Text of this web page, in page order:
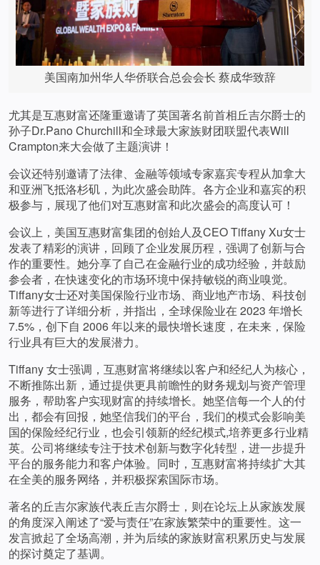
美国南加州华人华侨联合总会会长 蔡成华致辞
尤其是互惠财富还隆重邀请了英国著名前首相丘吉尔爵士的
孙子Dr.Pano Churchill和全球最大家族财团联盟代表Will
Crampton来大会做了主题演讲！
会议还特别邀请了法律、金融等领域专家嘉宾专程从加拿大
和亚洲飞抵洛杉矶，为此次盛会助阵。各方企业和嘉宾的积
极参与，展现了他们对互惠财富和此次盛会的高度认可！
会议上，美国互惠财富集团的创始人及CEO Tiffany Xu女士
发表了精彩的演讲，回顾了企业发展历程，强调了创新与合
作的重要性。她分享了自己在金融行业的成功经验，并鼓励
参会者，在快速变化的市场环境中保持敏锐的商业嗅觉。
Tiffany女士还对美国保险行业市场、商业地产市场、科技创
新等进行了详细分析，并指出，全球保险业在 2023 年增长
7.5%，创下自 2006 年以来的最快增长速度，在未来，保险
行业具有巨大的发展潜力。
Tiffany 女士强调，互惠财富将继续以客户和经纪人为核心，
不断推陈出新，通过提供更具前瞻性的财务规划与资产管理
服务，帮助客户实现财富的持续增长。她坚信每一个人的付
出，都会有回报，她坚信我们的平台，我们的模式会影响美
国的保险经纪行业，也会引领新的经纪模式,培养更多行业精
英。公司将继续专注于技术创新与数字化转型，进一步提升
平台的服务能力和客户体验。同时，互惠财富将持续扩大其
在全美的服务网络，并积极探索国际市场。
著名的丘吉尔家族代表丘吉尔爵士，则在论坛上从家族发展
的角度深入阐述了“爱与责任”在家族繁荣中的重要性。这一
发言掀起了全场高潮，并为后续的家族财富积累历史与发展
的探讨奠定了基调。